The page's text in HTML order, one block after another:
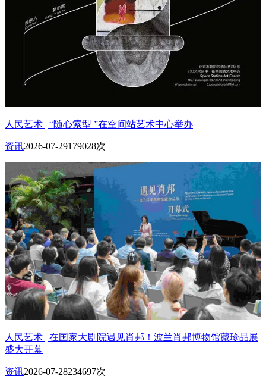
人民艺术 | “随心索型 ”在空间站艺术中心举办
资讯2026-07-29179028次
人民艺术 | 在国家大剧院遇见肖邦！波兰肖邦博物馆藏珍品展
盛大开幕
资讯2026-07-28234697次